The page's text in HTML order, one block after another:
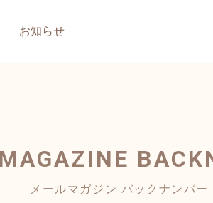
お知らせ
メールマガジン バックナンバー